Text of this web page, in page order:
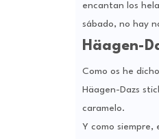
encantan los
sábado, no hay
Häagen-
Como os he
Häagen-Dazs
caramelo.
Y como siempre,